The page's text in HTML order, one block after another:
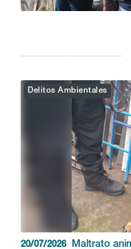
Delitos Ambientales